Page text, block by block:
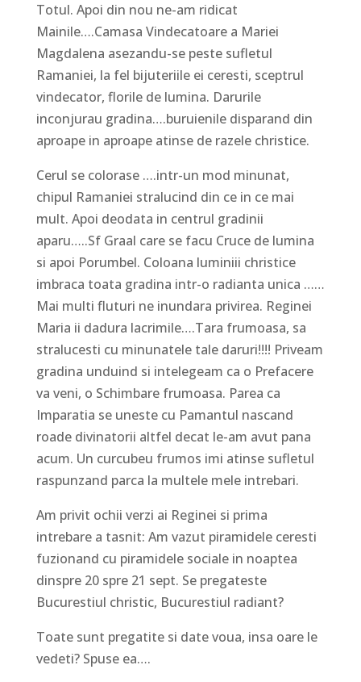
Totul. Apoi din nou ne-am ridicat
Mainile….Camasa Vindecatoare a Mariei
Magdalena asezandu-se peste sufletul
Ramaniei, la fel bijuteriile ei ceresti, sceptrul
vindecator, florile de lumina. Darurile
inconjurau gradina….buruienile disparand din
aproape in aproape atinse de razele christice.
Cerul se colorase ….intr-un mod minunat,
chipul Ramaniei stralucind din ce in ce mai
mult. Apoi deodata in centrul gradinii
aparu…..Sf Graal care se facu Cruce de lumina
si apoi Porumbel. Coloana luminiii christice
imbraca toata gradina intr-o radianta unica ……
Mai multi fluturi ne inundara privirea. Reginei
Maria ii dadura lacrimile….Tara frumoasa, sa
stralucesti cu minunatele tale daruri!!!! Priveam
gradina unduind si intelegeam ca o Prefacere
va veni, o Schimbare frumoasa. Parea ca
Imparatia se uneste cu Pamantul nascand
roade divinatorii altfel decat le-am avut pana
acum. Un curcubeu frumos imi atinse sufletul
raspunzand parca la multele mele intrebari.
Am privit ochii verzi ai Reginei si prima
intrebare a tasnit: Am vazut piramidele ceresti
fuzionand cu piramidele sociale in noaptea
dinspre 20 spre 21 sept. Se pregateste
Bucurestiul christic, Bucurestiul radiant?
Toate sunt pregatite si date voua, insa oare le
vedeti? Spuse ea….